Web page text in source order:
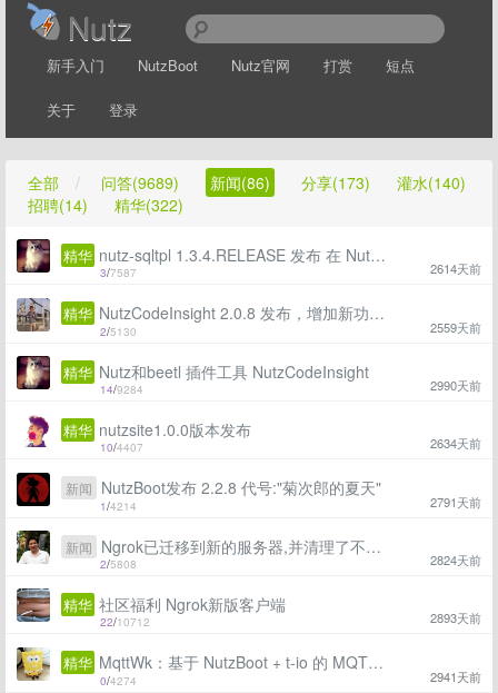
Nutz
新手入门 NutzBoot Nutz官网 打赏 短点
关于 登录
全部 / 问答(9689) 新闻(86) 分享(173)
灌水(140)
招聘(14)
精华(322)
3/7587 2614天前
精华 nutz-sqltpl 1.3.4.RELEASE 发布 在 Nutz 项目中“解决 Java 拼接 SQL”问题
2/5130 2559天前
精华 NutzCodeInsight 2.0.8 发布，增加新功能，一切为了提升效率
14/9284 2990天前
精华 Nutz和beetl 插件工具 NutzCodeInsight
10/4407 2634天前
精华 nutzsite1.0.0版本发布
1/4214 2791天前
新闻 NutzBoot发布 2.2.8 代号:"菊次郎的夏天"
2/5808 2824天前
新闻 Ngrok已迁移到新的服务器,并清理了不活跃的账号
22/10712 2893天前
精华 社区福利 Ngrok新版客户端
0/4274 2941天前
精华 MqttWk：基于 NutzBoot + t-io 的 MQTT Broker 服务端发布